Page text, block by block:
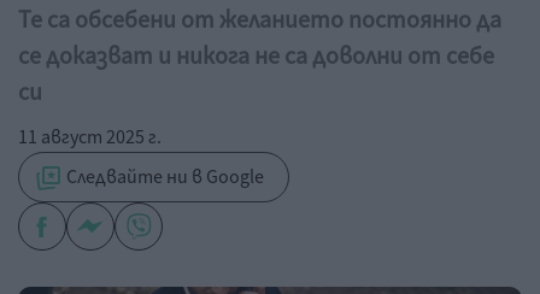
Те са обсебени от желанието постоянно да
се доказват и никога не са доволни от себе
си
11 август 2025 г.
Следвайте ни в Google